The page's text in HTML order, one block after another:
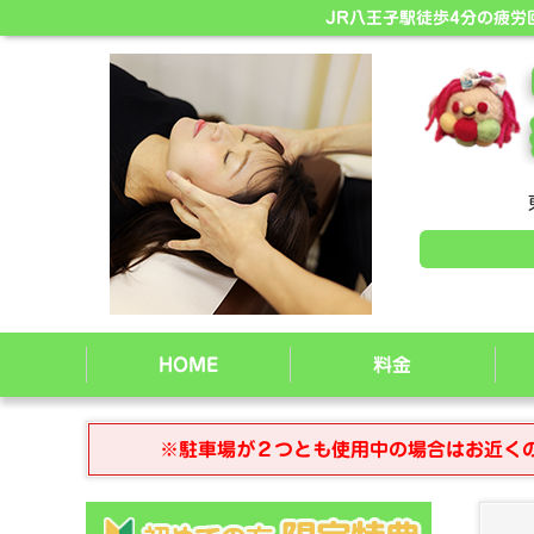
JR八王子駅徒歩4分の疲労
HOME 料金
※駐車場が２つとも使用中の場合はお近く